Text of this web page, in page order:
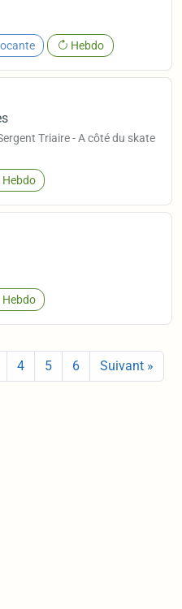
Hebdo
Triaire - A côté du skate
Hebdo
Hebdo
4 5 6 Suivant »